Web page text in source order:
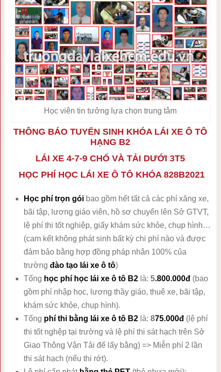
Học viên tin tưởng lựa chọn trung tâm
THÔNG BÁO TUYỂN SINH KHÓA LÁI XE Ô TÔ
HẠNG B2
LÁI XE 4-7-9 CHỔ VÀ TẢI DƯỚI 3T5
HỌC PHÍ HỌC LÁI XE Ô TÔ KHÓA 828B2021
Học phí trọn gói bao gồm hết tất cả các phí xăng xe,
bãi tập, lương giáo viên, hồ sơ chuyển lên Sở GTVT,
lệ phí thi tốt nghiệp, giấy khám sức khỏe, chụp hình…
(cam kết không phát sinh bất kỳ chi phí nào và được
đảm bảo bằng hợp đồng pháp nhân 100% của
trường đào tạo lái xe ô tô)
Tổng học phí học lái xe ô tô B2là: 5.800.000đ(bao
gồm phí nhập học, lương thầy giáo, thuê xe, bãi tập,
khám sức khỏe, chụp hình).
Tổng phí thi bằng lái xe ô tô B2là: 875.000đ(lệ phí
thi tốt nghệp tại trường và lệ phí thi sát hạch trên Sở
Giao Thông Vận Tải để lấy bằng) => Miễn phí 2 lần
thi sát hạch (nếu thi rớt).